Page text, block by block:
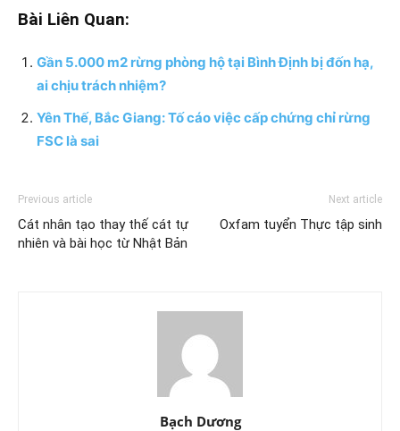
Bài Liên Quan:
Gần 5.000 m2 rừng phòng hộ tại Bình Định bị đốn hạ,
ai chịu trách nhiệm?
Yên Thế, Bắc Giang: Tố cáo việc cấp chứng chỉ rừng
FSC là sai
Previous article
Cát nhân tạo thay thế cát tự
nhiên và bài học từ Nhật Bản
Next article
Oxfam tuyển Thực tập sinh
Bạch Dương